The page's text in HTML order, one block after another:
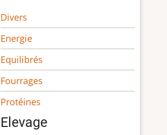
Divers
Energie
Equilibrés
Fourrages
Protéines
Elevage